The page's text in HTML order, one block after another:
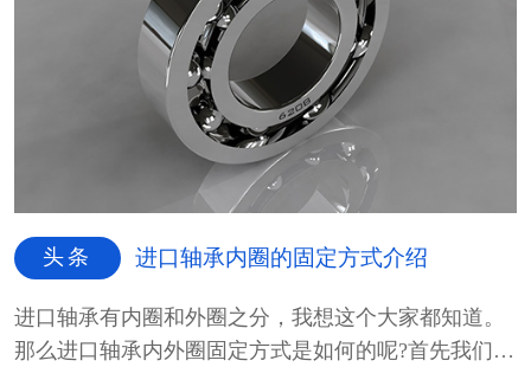
头条 进口轴承内圈的固定方式介绍
进口轴承有内圈和外圈之分，我想这个大家都知道。
那么进口轴承内外圈固定方式是如何的呢?首先我们先